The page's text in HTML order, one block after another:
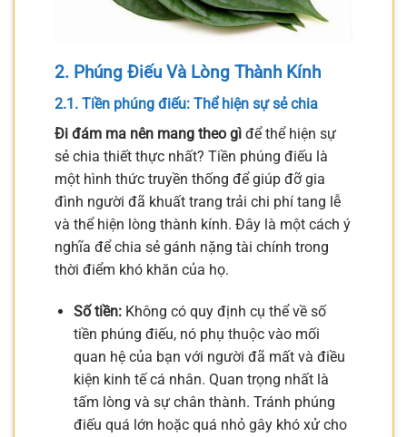
2. Phúng Điếu Và Lòng Thành Kính
2.1. Tiền phúng điếu: Thể hiện sự sẻ chia
Đi đám ma nên mang theo gì để thể hiện sự
sẻ chia thiết thực nhất? Tiền phúng điếu là
một hình thức truyền thống để giúp đỡ gia
đình người đã khuất trang trải chi phí tang lễ
và thể hiện lòng thành kính. Đây là một cách ý
nghĩa để chia sẻ gánh nặng tài chính trong
thời điểm khó khăn của họ.
Số tiền:Không có quy định cụ thể về số
tiền phúng điếu, nó phụ thuộc vào mối
quan hệ của bạn với người đã mất và điều
kiện kinh tế cá nhân. Quan trọng nhất là
tấm lòng và sự chân thành. Tránh phúng
điếu quá lớn hoặc quá nhỏ gây khó xử cho